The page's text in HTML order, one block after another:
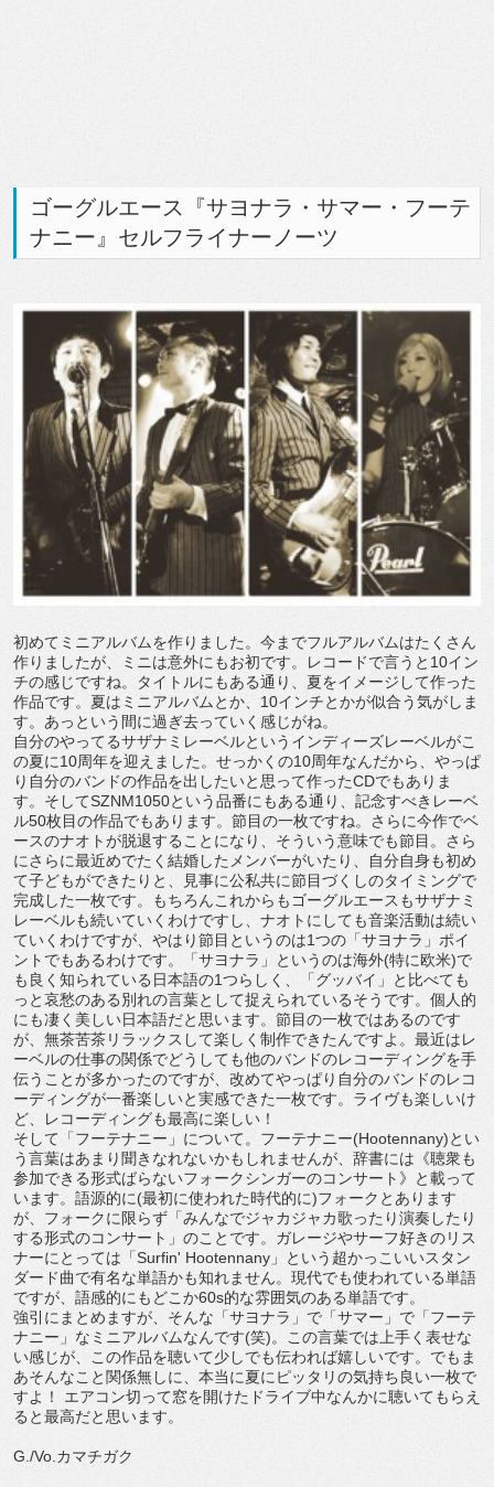
ゴーグルエース『サヨナラ・サマー・フーテ
ナニー』セルフライナーノーツ
初めてミニアルバムを作りました。今までフルアルバムはたくさん
作りましたが、ミニは意外にもお初です。レコードで言うと10イン
チの感じですね。タイトルにもある通り、夏をイメージして作った
作品です。夏はミニアルバムとか、10インチとかが似合う気がしま
す。あっという間に過ぎ去っていく感じがね。
自分のやってるサザナミレーベルというインディーズレーベルがこ
の夏に10周年を迎えました。せっかくの10周年なんだから、やっぱ
り自分のバンドの作品を出したいと思って作ったCDでもありま
す。そしてSZNM1050という品番にもある通り、記念すべきレーベ
ル50枚目の作品でもあります。節目の一枚ですね。さらに今作でベ
ースのナオトが脱退することになり、そういう意味でも節目。さら
にさらに最近めでたく結婚したメンバーがいたり、自分自身も初め
て子どもができたりと、見事に公私共に節目づくしのタイミングで
完成した一枚です。もちろんこれからもゴーグルエースもサザナミ
レーベルも続いていくわけですし、ナオトにしても音楽活動は続い
ていくわけですが、やはり節目というのは1つの「サヨナラ」ポイ
ントでもあるわけです。「サヨナラ」というのは海外(特に欧米)で
も良く知られている日本語の1つらしく、「グッバイ」と比べても
っと哀愁のある別れの言葉として捉えられているそうです。個人的
にも凄く美しい日本語だと思います。節目の一枚ではあるのです
が、無茶苦茶リラックスして楽しく制作できたんですよ。最近はレ
ーベルの仕事の関係でどうしても他のバンドのレコーディングを手
伝うことが多かったのですが、改めてやっぱり自分のバンドのレコ
ーディングが一番楽しいと実感できた一枚です。ライヴも楽しいけ
ど、レコーディングも最高に楽しい！
そして「フーテナニー」について。フーテナニー(Hootennany)とい
う言葉はあまり聞きなれないかもしれませんが、辞書には《聴衆も
参加できる形式ばらないフォークシンガーのコンサート》と載って
います。語源的に(最初に使われた時代的に)フォークとあります
が、フォークに限らず「みんなでジャカジャカ歌ったり演奏したり
する形式のコンサート」のことです。ガレージやサーフ好きのリス
ナーにとっては「Surfin' Hootennany」という超かっこいいスタン
ダード曲で有名な単語かも知れません。現代でも使われている単語
ですが、語感的にもどこか60s的な雰囲気のある単語です。
強引にまとめますが、そんな「サヨナラ」で「サマー」で「フーテ
ナニー」なミニアルバムなんです(笑)。この言葉では上手く表せな
い感じが、この作品を聴いて少しでも伝われば嬉しいです。でもま
あそんなこと関係無しに、本当に夏にピッタリの気持ち良い一枚で
すよ！ エアコン切って窓を開けたドライブ中なんかに聴いてもらえ
ると最高だと思います。
G./Vo.カマチガク